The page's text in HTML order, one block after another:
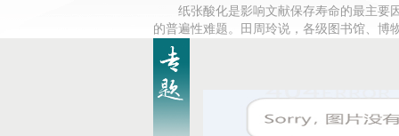
纸张酸化是影响文献保存寿命的最主要
的普遍性难题。田周玲说，各级图书馆、博
史馆、美术馆等文博机构，只要藏有酸化文
业务。